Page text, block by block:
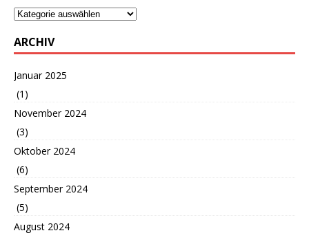
ARCHIV
Januar 2025
(1)
November 2024
(3)
Oktober 2024
(6)
September 2024
(5)
August 2024